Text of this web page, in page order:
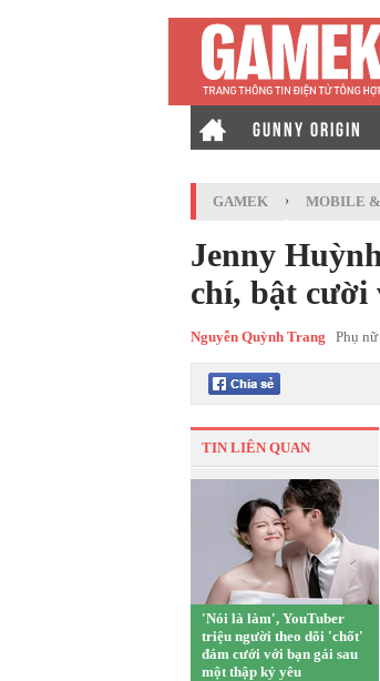
GUNNY ORIGIN
GAMEK › MOBILE
Jenny
chí, bật cười
Nguyễn Quỳnh Trang Phụ nữ
TIN LIÊN QUAN
'Nói là làm', YouTuber
triệu người theo dõi 'chốt'
đám cưới với bạn gái sau
một thập kỷ yêu